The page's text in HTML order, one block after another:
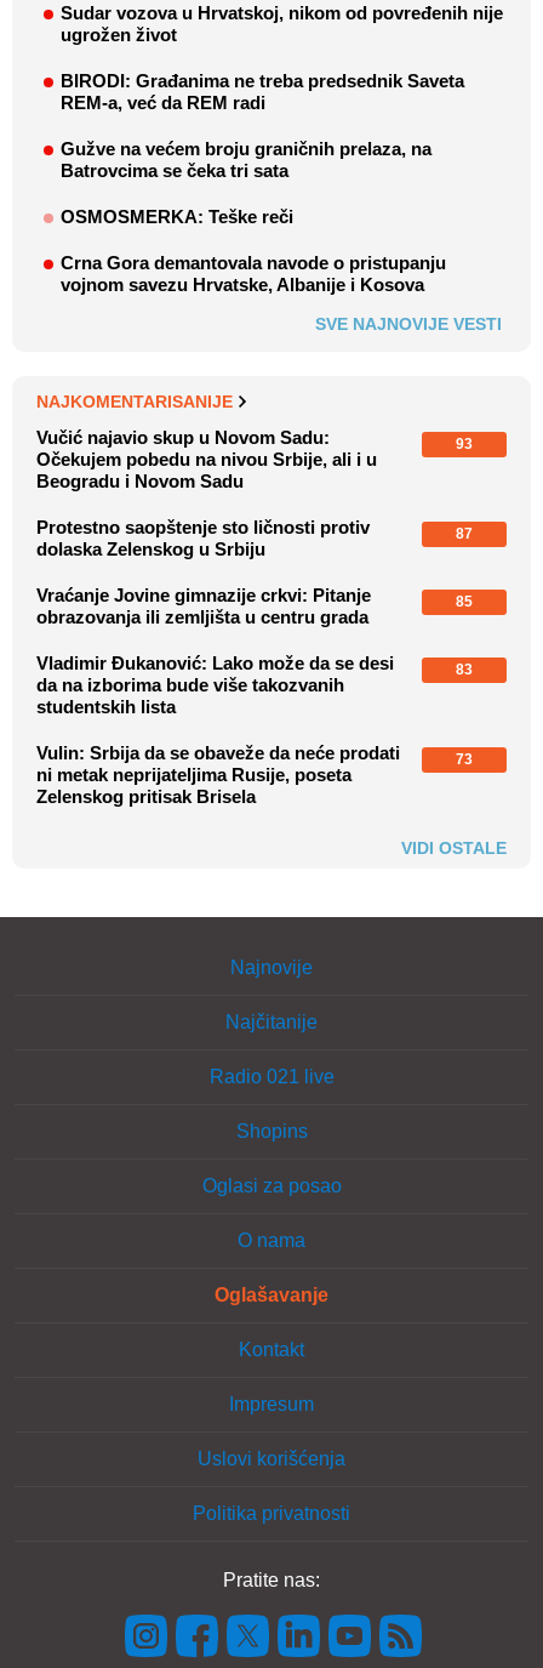
Sudar vozova u Hrvatskoj, nikom od povređenih nije
ugrožen život
BIRODI: Građanima ne treba predsednik Saveta
REM-a, već da REM radi
Gužve na većem broju graničnih prelaza, na
Batrovcima se čeka tri sata
OSMOSMERKA: Teške reči
Crna Gora demantovala navode o pristupanju
vojnom savezu Hrvatske, Albanije i Kosova
SVE NAJNOVIJE VESTI
NAJKOMENTARISANIJE
Vučić najavio skup u Novom Sadu:
Očekujem pobedu na nivou Srbije, ali i u
Beogradu i Novom Sadu
93
Protestno saopštenje sto ličnosti protiv
dolaska Zelenskog u Srbiju
87
Vraćanje Jovine gimnazije crkvi: Pitanje
obrazovanja ili zemljišta u centru grada
85
Vladimir Đukanović: Lako može da se desi
da na izborima bude više takozvanih
studentskih lista
83
Vulin: Srbija da se obaveže da neće prodati
ni metak neprijateljima Rusije, poseta
Zelenskog pritisak Brisela
73
VIDI OSTALE
Najnovije
Najčitanije
Radio 021 live
Shopins
Oglasi za posao
O nama
Oglašavanje
Kontakt
Impresum
Uslovi korišćenja
Politika privatnosti
Pratite nas: